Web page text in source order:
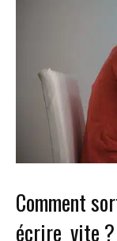
Comment
écrire vite ?